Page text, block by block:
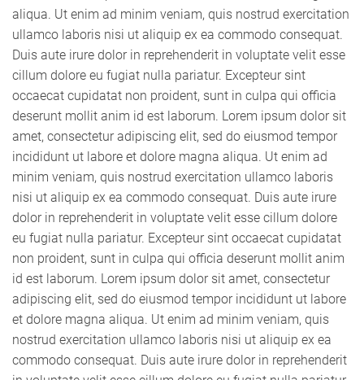
aliqua. Ut enim ad minim veniam, quis nostrud exercitation
ullamco laboris nisi ut aliquip ex ea commodo consequat.
Duis aute irure dolor in reprehenderit in voluptate velit esse
cillum dolore eu fugiat nulla pariatur. Excepteur sint
occaecat cupidatat non proident, sunt in culpa qui officia
deserunt mollit anim id est laborum. Lorem ipsum dolor sit
amet, consectetur adipiscing elit, sed do eiusmod tempor
incididunt ut labore et dolore magna aliqua. Ut enim ad
minim veniam, quis nostrud exercitation ullamco laboris
nisi ut aliquip ex ea commodo consequat. Duis aute irure
dolor in reprehenderit in voluptate velit esse cillum dolore
eu fugiat nulla pariatur. Excepteur sint occaecat cupidatat
non proident, sunt in culpa qui officia deserunt mollit anim
id est laborum. Lorem ipsum dolor sit amet, consectetur
adipiscing elit, sed do eiusmod tempor incididunt ut labore
et dolore magna aliqua. Ut enim ad minim veniam, quis
nostrud exercitation ullamco laboris nisi ut aliquip ex ea
commodo consequat. Duis aute irure dolor in reprehenderit